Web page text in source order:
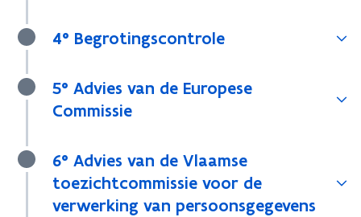
4° Begrotingscontrole
5° Advies van de Europese
Commissie
6° Advies van de Vlaamse
toezichtcommissie voor de
verwerking van persoonsgegevens